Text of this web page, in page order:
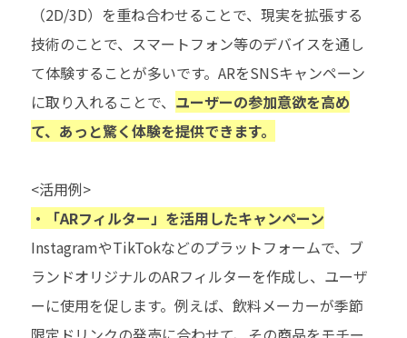
（2D/3D）を重ね合わせることで、現実を拡張する
技術のことで、スマートフォン等のデバイスを通し
て体験することが多いです。ARをSNSキャンペーン
に取り入れることで、 ユーザーの参加意欲を高め
て、あっと驚く体験を提供できます。
<活用例>
・「ARフィルター」を活用したキャンペーン
InstagramやTikTokなどのプラットフォームで、ブ
ランドオリジナルのARフィルターを作成し、ユーザ
ーに使用を促します。例えば、飲料メーカーが季節